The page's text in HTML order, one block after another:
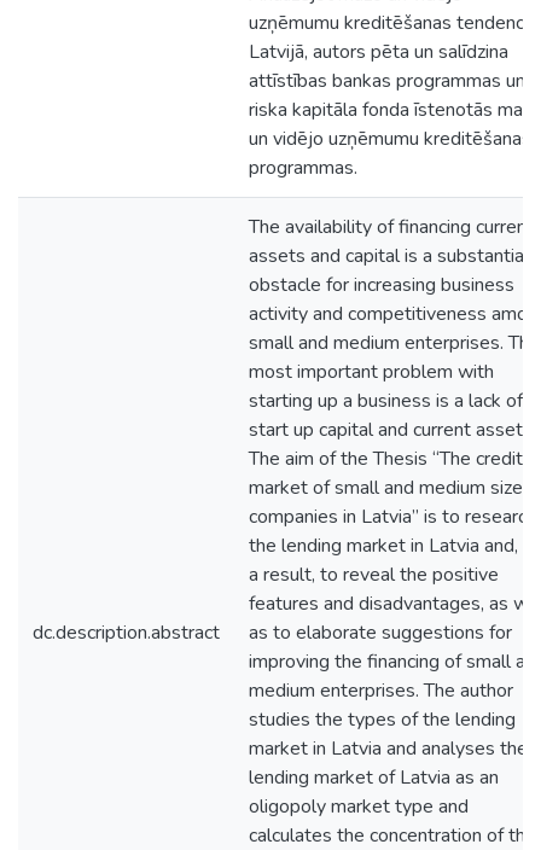
uzņēmumu kreditēšanas
Latvijā, autors pēta un salīdzina
attīstības bankas programmas un
riska kapitāla fonda īstenotās mazo
un vidējo uzņēmumu kreditēšanas
programmas.
dc.description.abstract
The availability of financing current
assets and capital is a substantial
obstacle for increasing business
activity and competitiveness
small and medium enterprises. The
most important problem with
starting up a business is a lack of
start up capital and current assets.
The aim of the Thesis “The credit
market of small and medium size
companies in Latvia” is to research
the lending market in Latvia and, as
a result, to reveal the positive
features and disadvantages, as
as to elaborate suggestions for
improving the financing of small
medium enterprises. The author
studies the types of the lending
market in Latvia and analyses the
lending market of Latvia as an
oligopoly market type and
calculates the concentration of the